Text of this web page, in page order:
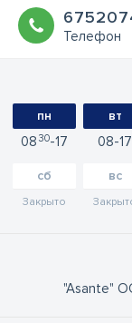
Телефон
пн
08 30 17
вт
08 17
сб
Закрыто
вс
"Asante"